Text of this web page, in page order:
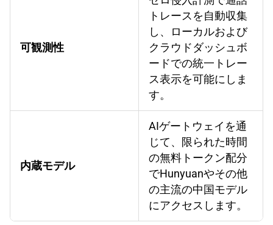
可観測性
トレースを自動収集
し、ローカルおよび
クラウドダッシュボ
ードでの統一トレー
ス表示を可能にしま
す。
内蔵モデル
AIゲートウェイを通
じて、限られた時間
の無料トークン配分
でHunyuanやその他
の主流の中国モデル
にアクセスします。